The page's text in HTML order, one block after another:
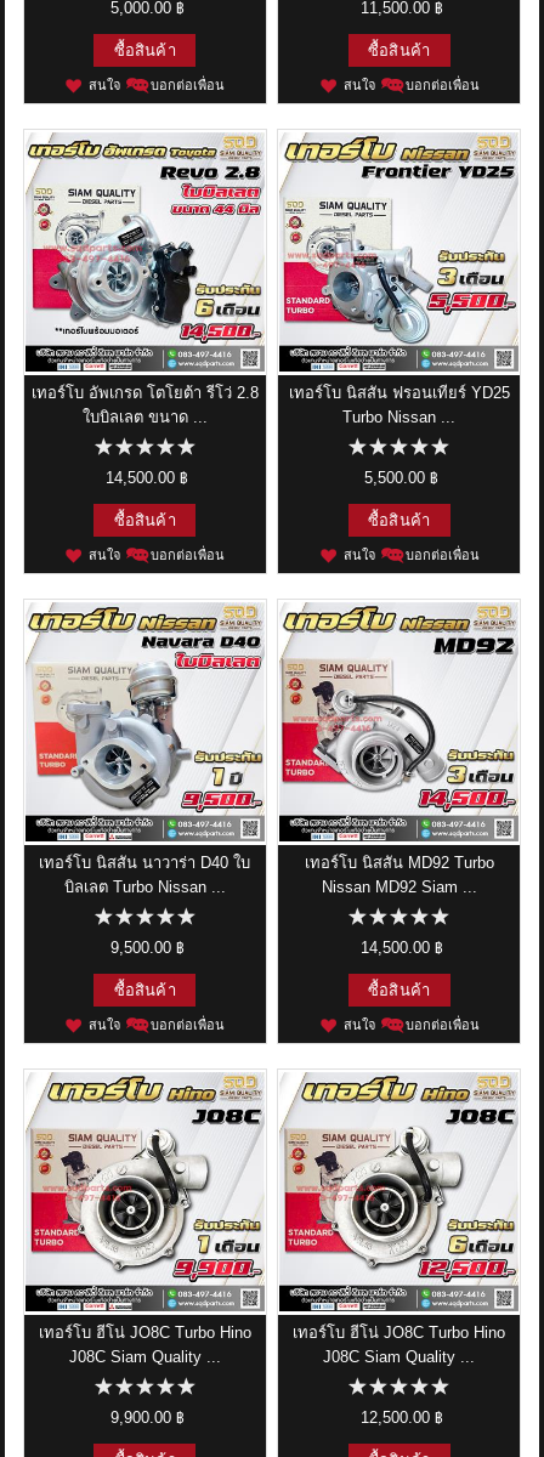
5,000.00 ฿
ซื้อสินค้า
สนใจ บอกต่อเพื่อน
11,500.00 ฿
ซื้อสินค้า
สนใจ บอกต่อเพื่อน
เทอร์โบ อัพเกรด โตโยต้า รีโว่ 2.8
ใบบิลเลต ขนาด ...
14,500.00 ฿
ซื้อสินค้า
สนใจ บอกต่อเพื่อน
เทอร์โบ นิสสัน ฟรอนเทียร์ YD25
Turbo Nissan ...
5,500.00 ฿
ซื้อสินค้า
สนใจ บอกต่อเพื่อน
เทอร์โบ นิสสัน นาวาร่า D40 ใบ
บิลเลต Turbo Nissan ...
9,500.00 ฿
ซื้อสินค้า
สนใจ บอกต่อเพื่อน
เทอร์โบ นิสสัน MD92 Turbo
Nissan MD92 Siam ...
14,500.00 ฿
ซื้อสินค้า
สนใจ บอกต่อเพื่อน
เทอร์โบ ฮีโน่ JO8C Turbo Hino
J08C Siam Quality ...
9,900.00 ฿
เทอร์โบ ฮีโน่ JO8C Turbo Hino
J08C Siam Quality ...
12,500.00 ฿